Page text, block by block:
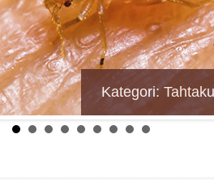
Kategori: